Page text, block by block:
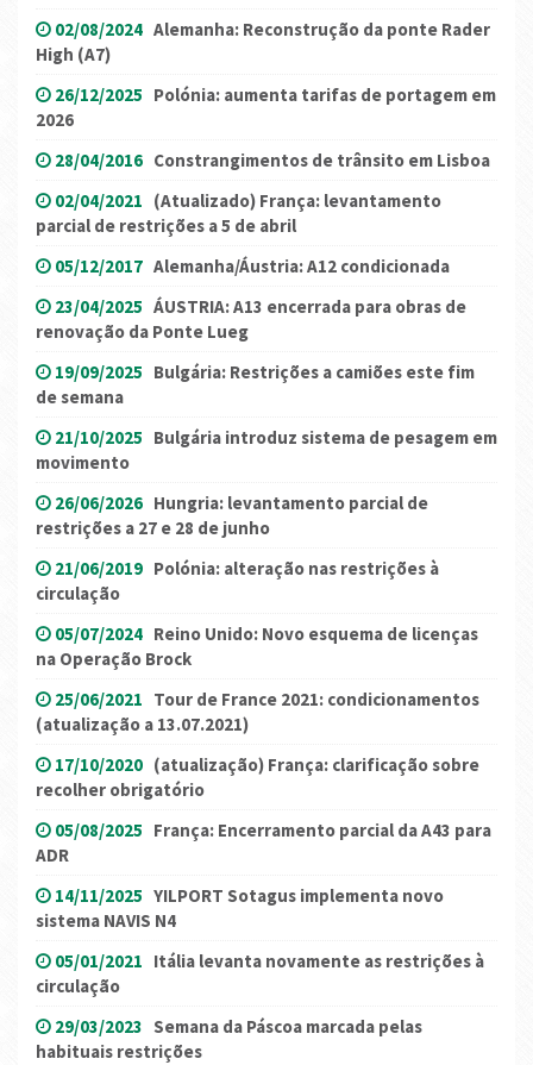
02/08/2024 Alemanha: Reconstrução da ponte Rader
High (A7)
26/12/2025 Polónia: aumenta tarifas de portagem em
2026
28/04/2016 Constrangimentos de trânsito em Lisboa
02/04/2021 (Atualizado) França: levantamento
parcial de restrições a 5 de abril
05/12/2017 Alemanha/Áustria: A12 condicionada
23/04/2025 ÁUSTRIA: A13 encerrada para obras de
renovação da Ponte Lueg
19/09/2025 Bulgária: Restrições a camiões este fim
de semana
21/10/2025 Bulgária introduz sistema de pesagem em
movimento
26/06/2026 Hungria: levantamento parcial de
restrições a 27 e 28 de junho
21/06/2019 Polónia: alteração nas restrições à
circulação
05/07/2024 Reino Unido: Novo esquema de licenças
na Operação Brock
25/06/2021 Tour de France 2021: condicionamentos
(atualização a 13.07.2021)
17/10/2020 (atualização) França: clarificação sobre
recolher obrigatório
05/08/2025 França: Encerramento parcial da A43 para
ADR
14/11/2025 YILPORT Sotagus implementa novo
sistema NAVIS N4
05/01/2021 Itália levanta novamente as restrições à
circulação
29/03/2023 Semana da Páscoa marcada pelas
habituais restrições